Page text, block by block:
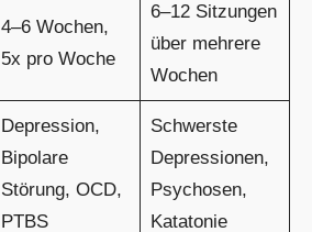
4–6 Wochen,
5x pro Woche
6–12 Sitzungen
über mehrere
Wochen
Depression,
Bipolare
Störung, OCD,
PTBS
Schwerste
Depressionen,
Psychosen,
Katatonie